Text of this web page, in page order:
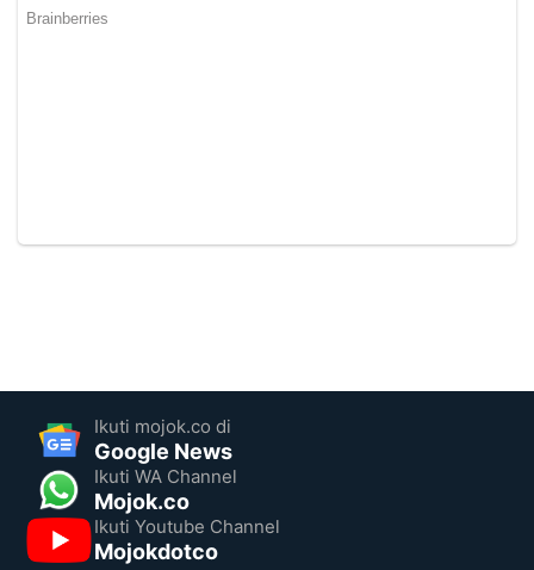
Ikuti mojok.co di
Google News
Ikuti WA Channel
Mojok.co
Ikuti Youtube Channel
Mojokdotco